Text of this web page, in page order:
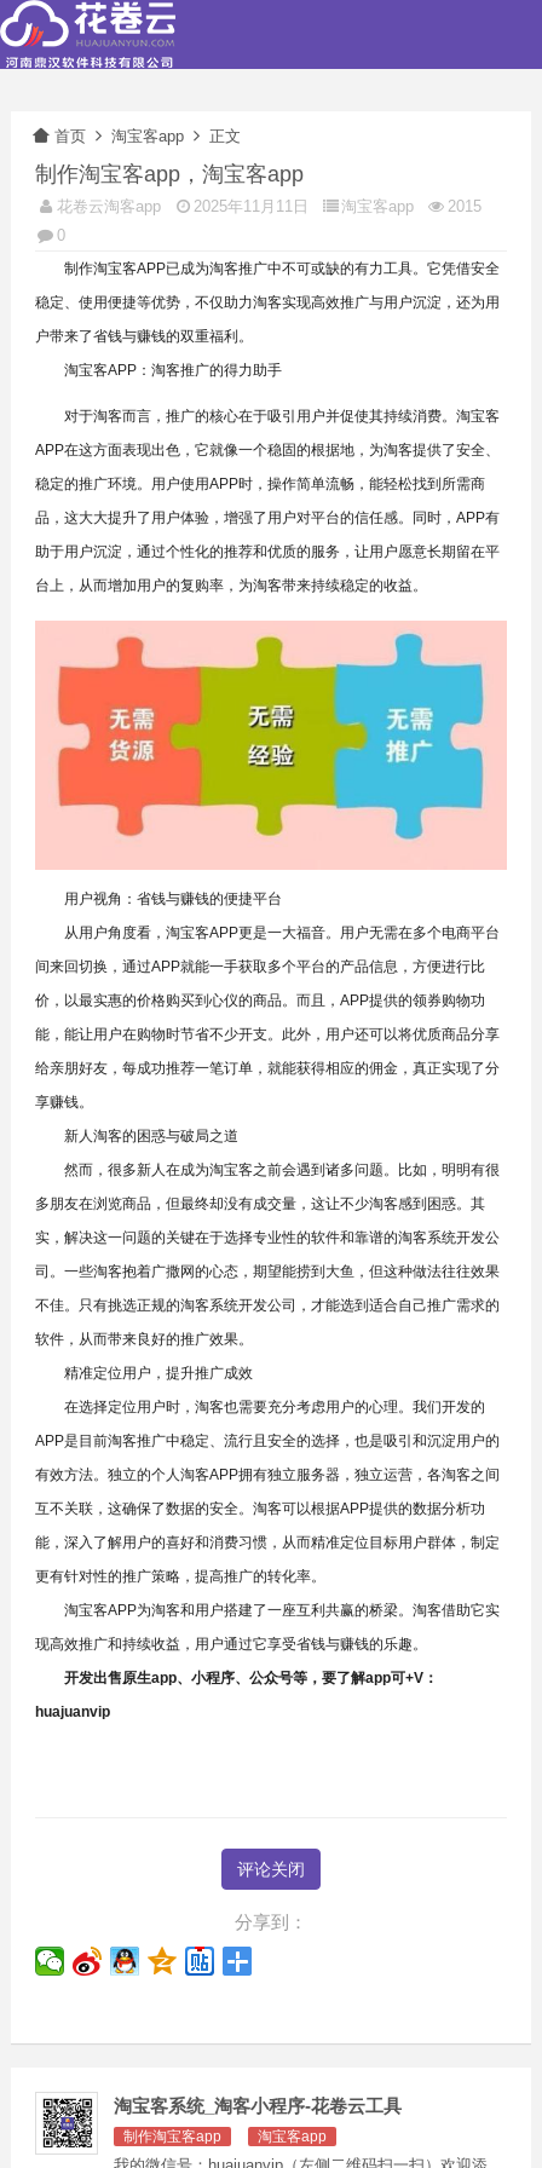
首页 淘宝客app 正文
制作淘宝客app，淘宝客app
花卷云淘客app 2025年11月11日 淘宝客app
2015
0
制作淘宝客APP已成为淘客推广中不可或缺的有力工具。它凭借安全
稳定、使用便捷等优势，不仅助力淘客实现高效推广与用户沉淀，还为用
户带来了省钱与赚钱的双重福利。
淘宝客APP：淘客推广的得力助手
对于淘客而言，推广的核心在于吸引用户并促使其持续消费。淘宝客
APP在这方面表现出色，它就像一个稳固的根据地，为淘客提供了安全、
稳定的推广环境。用户使用APP时，操作简单流畅，能轻松找到所需商
品，这大大提升了用户体验，增强了用户对平台的信任感。同时，APP有
助于用户沉淀，通过个性化的推荐和优质的服务，让用户愿意长期留在平
台上，从而增加用户的复购率，为淘客带来持续稳定的收益。
用户视角：省钱与赚钱的便捷平台
从用户角度看，淘宝客APP更是一大福音。用户无需在多个电商平台
间来回切换，通过APP就能一手获取多个平台的产品信息，方便进行比
价，以最实惠的价格购买到心仪的商品。而且，APP提供的领券购物功
能，能让用户在购物时节省不少开支。此外，用户还可以将优质商品分享
给亲朋好友，每成功推荐一笔订单，就能获得相应的佣金，真正实现了分
享赚钱。
新人淘客的困惑与破局之道
然而，很多新人在成为淘宝客之前会遇到诸多问题。比如，明明有很
多朋友在浏览商品，但最终却没有成交量，这让不少淘客感到困惑。其
实，解决这一问题的关键在于选择专业性的软件和靠谱的淘客系统开发公
司。一些淘客抱着广撒网的心态，期望能捞到大鱼，但这种做法往往效果
不佳。只有挑选正规的淘客系统开发公司，才能选到适合自己推广需求的
软件，从而带来良好的推广效果。
精准定位用户，提升推广成效
在选择定位用户时，淘客也需要充分考虑用户的心理。我们开发的
APP是目前淘客推广中稳定、流行且安全的选择，也是吸引和沉淀用户的
有效方法。独立的个人淘客APP拥有独立服务器，独立运营，各淘客之间
互不关联，这确保了数据的安全。淘客可以根据APP提供的数据分析功
能，深入了解用户的喜好和消费习惯，从而精准定位目标用户群体，制定
更有针对性的推广策略，提高推广的转化率。
淘宝客APP为淘客和用户搭建了一座互利共赢的桥梁。淘客借助它实
现高效推广和持续收益，用户通过它享受省钱与赚钱的乐趣。
开发出售原生app、小程序、公众号等，要了解app可+V：
huajuanvip
评论关闭
分享到：
淘宝客系统_淘客小程序-花卷云工具
制作淘宝客app 淘宝客app